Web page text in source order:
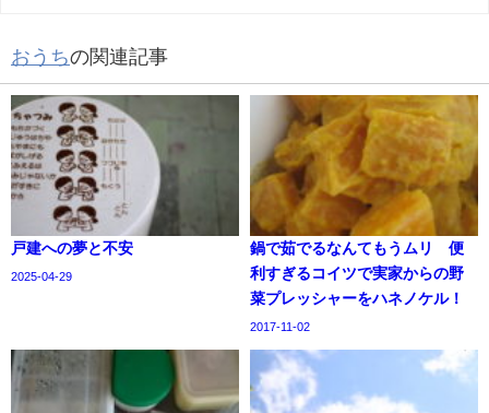
おうちの関連記事
戸建への夢と不安
2025-04-29
鍋で茹でるなんてもうムリ 便
利すぎるコイツで実家からの野
菜プレッシャーをハネノケル！
2017-11-02